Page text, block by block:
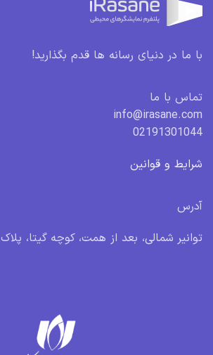
با ما در دنیای رسانه ها قدم بگذارید!
تماس با ما
info@irasane.com
02191301044
شرایط و قوانین
آدرس
توانیر شمالی، بعد از همت، کوچه گیتا، پلاک 5، واحد 1